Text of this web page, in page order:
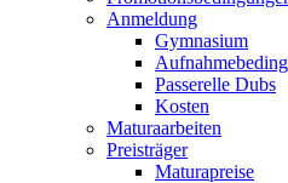
Anmeldung
Gymnasium
Passerelle Dubs
Kosten
Maturaarbeiten
Preisträger
Maturapreise